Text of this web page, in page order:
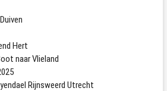
Hert
naar Vlieland
Rijnsweerd Utrecht